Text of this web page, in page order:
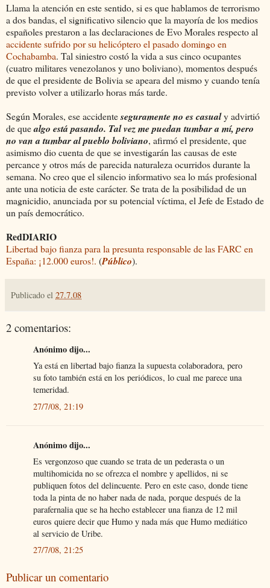
Llama la atención en este sentido, si es que hablamos de terrorismo
a dos bandas, el significativo silencio que la mayoría de los medios
españoles prestaron a las declaraciones de Evo Morales respecto al
accidente sufrido por su helicóptero el pasado domingo en
Cochabamba. Tal siniestro costó la vida a sus cinco ocupantes
(cuatro militares venezolanos y uno boliviano), momentos después
de que el presidente de Bolivia se apeara del mismo y cuando tenía
previsto volver a utilizarlo horas más tarde.
Según Morales, ese accidenteseguramente no es casualy advirtió
de quealgo está pasando. Tal vez me puedan tumbar a mí, pero
no van a tumbar al pueblo boliviano, afirmó el presidente, que
asimismo dio cuenta de que se investigarán las causas de este
percance y otros más de parecida naturaleza ocurridos durante la
semana. No creo que el silencio informativo sea lo más profesional
ante una noticia de este carácter. Se trata de la posibilidad de un
magnicidio, anunciada por su potencial víctima, el Jefe de Estado de
un país democrático.
RedDIARIO
Libertad bajo fianza para la presunta responsable de las FARC en
España: ¡12.000 euros!. (Público).
Publicado el 27.7.08
2 comentarios:
Anónimo dijo...
Ya está en libertad bajo fianza la supuesta colaboradora, pero
su foto también está en los periódicos, lo cual me parece una
temeridad.
27/7/08, 21:19
Anónimo dijo...
Es vergonzoso que cuando se trata de un pederasta o un
multihomicida no se ofrezca el nombre y apellidos, ni se
publiquen fotos del delincuente. Pero en este caso, donde tiene
toda la pinta de no haber nada de nada, porque después de la
parafernalia que se ha hecho establecer una fianza de 12 mil
euros quiere decir que Humo y nada más que Humo mediático
al servicio de Uribe.
27/7/08, 21:25
Publicar un comentario